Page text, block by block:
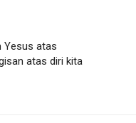
Yesus atas
atas diri kita